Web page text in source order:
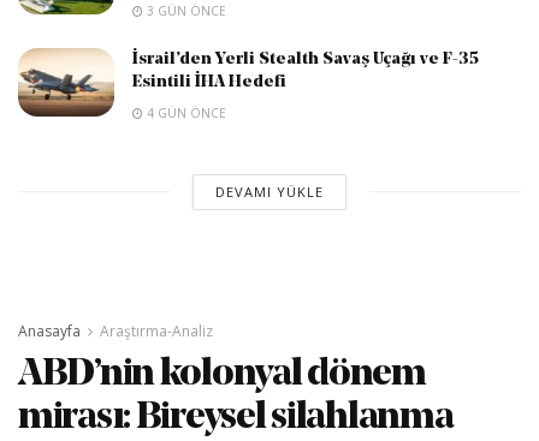
3 GÜN ÖNCE
İsrail’den Yerli Stealth Savaş Uçağı ve F-35
Esintili İHA Hedefi
4 GÜN ÖNCE
DEVAMI YÜKLE
Anasayfa Araştırma-Analiz
ABD’nin kolonyal dönem
mirası: Bireysel silahlanma